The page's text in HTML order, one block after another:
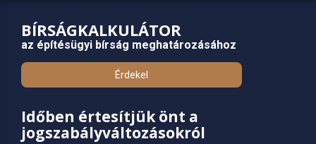
BÍRSÁGKALKULÁTOR
az építésügyi bírság meghatározásához
Érdekel
Időben értesítjük önt a
jogszabályváltozásokról